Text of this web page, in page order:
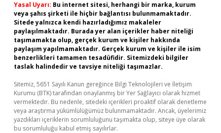
Yasal Uyarı: Bu internet sitesi, herhangi bir marka, kurum
veya şahıs şirketi ile hiçbir bağlantısı bulunmamaktadır.
Sitede yalnızca kendi hazırladığımız makaleler
paylaşılmaktadır. Burada yer alan içerikler haber niteliği
taşımamakta olup, gerçek kurum ve kişiler hakkında
paylaşım yapılmamaktadır. Gerçek kurum ve kişiler ile isim
benzerlikleri tamamen tesadüfidir. Sitemizdeki bilgiler
taslak halindedir ve tavsiye niteliği taşımazlar.
Sitemiz, 5651 Sayılı Kanun gereğince Bilgi Teknolojileri ve İletişim
Kurumu (BTK) tarafından onaylanmış bir Yer Sağlayıcı olarak hizmet
vermektedir. Bu nedenle, sitedeki içerikleri proaktif olarak denetleme
veya araştırma yükümlülüğümüz bulunmamaktadır. Ancak, üyelerimiz
yazdıkları içeriklerin sorumluluğunu taşımakta olup, siteye üye olarak
bu sorumluluğu kabul etmiş sayılırlar.